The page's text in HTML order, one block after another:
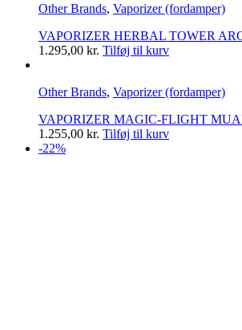
Other Brands, Vaporizer (fordamper)
VAPORIZER HERBAL TOWER
1.295,00 kr. Tilføj til kurv
Other Brands, Vaporizer (fordamper)
VAPORIZER MAGIC-FLIGHT
1.255,00 kr. Tilføj til kurv
-22%